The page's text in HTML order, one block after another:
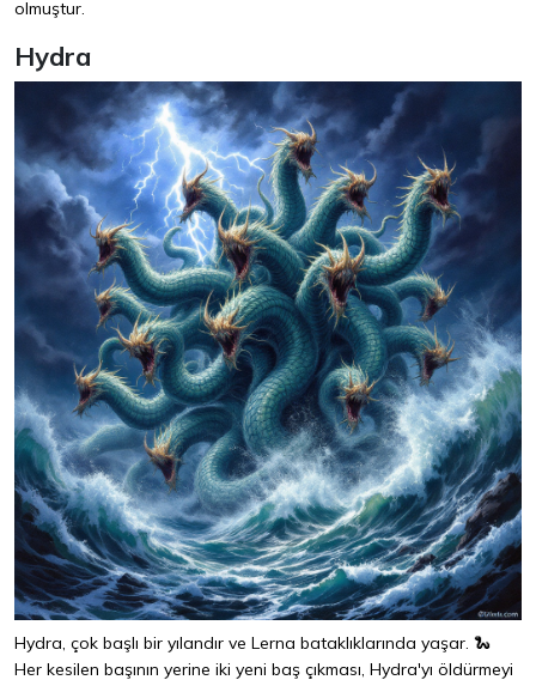
olmuştur.
Hydra
Hydra, çok başlı bir yılandır ve Lerna bataklıklarında yaşar. 🐍
Her kesilen başının yerine iki yeni baş çıkması, Hydra'yı öldürmeyi